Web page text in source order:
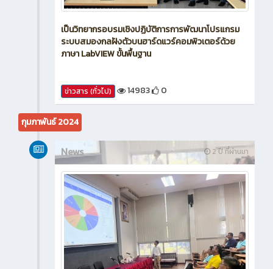
เป็นวิทยากรอบรมเชิงปฏิบัติการการพัฒนาโปรแกรม
ระบบสมองกลฝังตัวบนฮาร์ดแวร์คอมพิวเตอร์ด้วย
ภาษา LabVIEW ขั้นพื้นฐาน
ข่าวสาร (ทั่วไป) 14983 0
กุมภาพันธ์ 2024
2 ปี ที่ผ่านมา
News